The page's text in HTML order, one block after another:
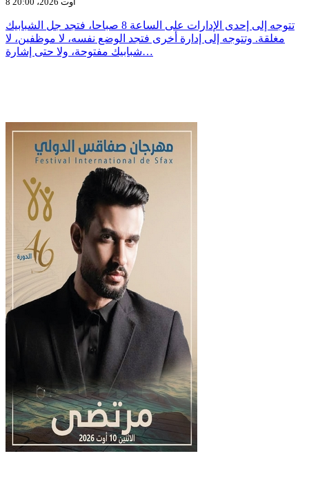
تتوجه إلى إحدى الإدارات على الساعة 8 صباحا، فتجد جل الشبابيك
مغلقة. وتتوجه إلى إدارة أخرى فتجد الوضع نفسه، لا موظفين، لا
شبابيك مفتوحة، ولا حتى إشارة…